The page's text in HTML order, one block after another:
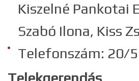
Kiszelné Pankotai
Szabó Ilona, Kiss
Telefonszám: 20/